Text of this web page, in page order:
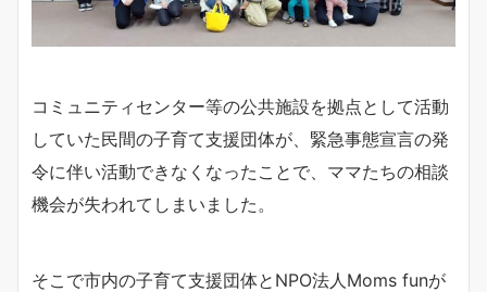
コミュニティセンター等の公共施設を拠点として活動
していた民間の子育て支援団体が、緊急事態宣言の発
令に伴い活動できなくなったことで、ママたちの相談
機会が失われてしまいました。
そこで市内の子育て支援団体とNPO法人Moms funが